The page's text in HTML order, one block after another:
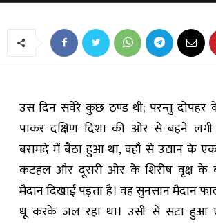
उस दिन सवेरे कुछ ठण्ड थी; परन्तु दोपहर
पाकर दक्षिण दिशा की ओर से बहने लगी
बरामदे में बैठा हुआ था, वहाँ से उद्यान के
कटहल और दूसरी ओर के शिरीष वृक्ष के
मैदान दिखाई पड़ता है। वह सुनसान मैदान
धू करके जल रहा था। उसी से सटा हुआ